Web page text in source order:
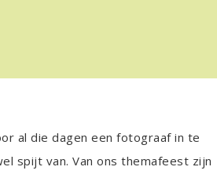
al die dagen een fotograaf in te
spijt van. Van ons themafeest zijn